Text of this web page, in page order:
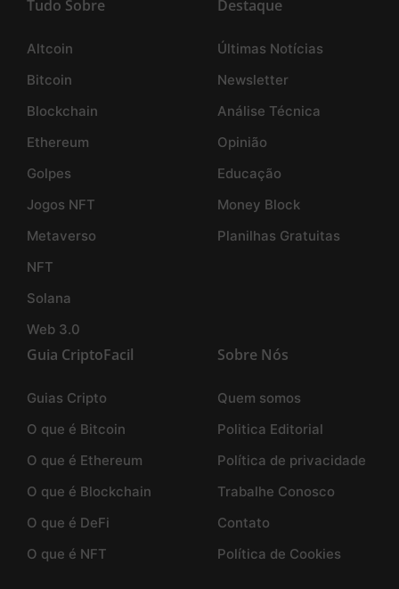
Tudo Sobre
Altcoin
Bitcoin
Blockchain
Ethereum
Golpes
Jogos NFT
Metaverso
NFT
Solana
Web 3.0
Destaque
Últimas Notícias
Newsletter
Análise Técnica
Opinião
Educação
Money Block
Planilhas Gratuitas
Guia CriptoFacil
Guias Cripto
O que é Bitcoin
O que é Ethereum
O que é Blockchain
O que é DeFi
O que é NFT
Sobre Nós
Quem somos
Politica Editorial
Política de privacidade
Trabalhe Conosco
Contato
Política de Cookies